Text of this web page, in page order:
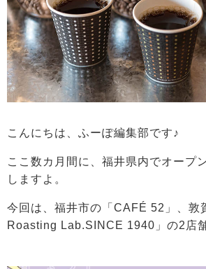
こんにちは、ふーぽ編集部です♪
ここ数カ月間に、福井県内でオープ
しますよ。
今回は、福井市の 「CAFÉ 52」
、敦
Roasting Lab.SINCE 1940」 の2店